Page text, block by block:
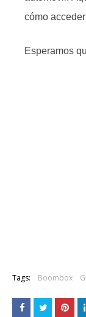
cómo
Esperamos
Tags: Boombox